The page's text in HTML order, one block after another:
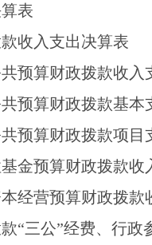
表
收入支出决算表
预算财政拨款收入
预算财政拨款基本
预算财政拨款项目
金预算财政拨款收
经营预算财政拨款
“三公”经费、行政